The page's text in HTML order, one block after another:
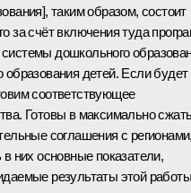
таким образом, состоит
за счёт включения туда
дошкольного
образования детей. Если будет
соответствующее
Готовы в максимально
соглашения с
них основные показатели,
результаты этой